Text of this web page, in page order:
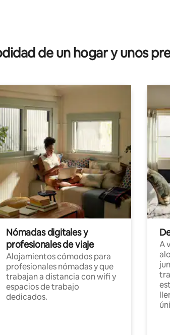
4.78 de 5, 32 reseñas
de un hogar y unos
Nómadas digitales y
profesionales de viaje
Alojamientos cómodos para
profesionales nómadas y que
trabajan a distancia con wifi y
espacios de trabajo
dedicados.
A